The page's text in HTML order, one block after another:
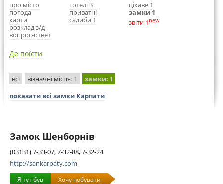
про місто
погода
карти
розклад з/д
вопрос-ответ
готелі 3
приватні
садиби 1
цікаве 1
замки 1
звіти 1 new
Де поїсти
всі візначні місця: 1 замки: 1
показати всі замки Карпати
Замок Шенборнів
(03131) 7-33-07, 7-32-88, 7-32-24
http://sankarpaty.com
Я тут був Хочу побувати